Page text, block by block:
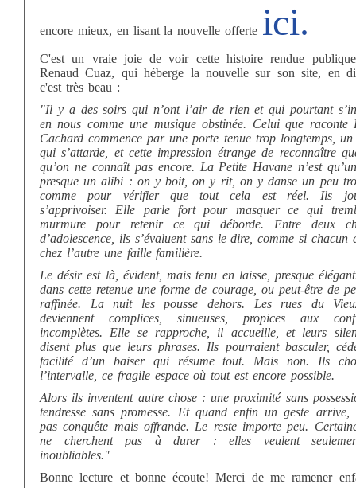
encore mieux, en lisant la nouvelle offerte ici.
C'est un vraie joie de voir cette histoire rendue
Renaud Cuaz, qui héberge la nouvelle sur son site, en
c'est très beau :
"Il y a des soirs qui n’ont l’air de rien et qui pourtant
en nous comme une musique obstinée. Celui que raconte
Cachard commence par une porte tenue trop longtemps,
qui s’attarde, et cette impression étrange de reconnaître
qu’on ne connaît pas encore. La Petite Havane n’est
presque un alibi : on y boit, on y rit, on y danse un peu
comme pour vérifier que tout cela est réel. Ils
s’apprivoiser. Elle parle fort pour masquer ce qui
murmure pour retenir ce qui déborde. Entre deux
d’adolescence, ils s’évaluent sans le dire, comme si chacun
chez l’autre une faille familière.
Le désir est là, évident, mais tenu en laisse, presque
dans cette retenue une forme de courage, ou peut-être de
raffinée. La nuit les pousse dehors. Les rues du
deviennent complices, sinueuses, propices aux
incomplètes. Elle se rapproche, il accueille, et leurs
disent plus que leurs phrases. Ils pourraient basculer,
facilité d’un baiser qui résume tout. Mais non. Ils
l’intervalle, ce fragile espace où tout est encore possible.
Alors ils inventent autre chose : une proximité sans
tendresse sans promesse. Et quand enfin un geste arrive,
pas conquête mais offrande. Le reste importe peu.
ne cherchent pas à durer : elles veulent
inoubliables."
Bonne lecture et bonne écoute! Merci de me ramener